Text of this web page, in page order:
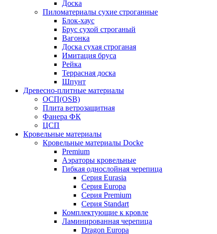
Доска
Пиломатериалы сухие строганные
Блок-хаус
Брус сухой строганый
Вагонка
Доска сухая строганая
Имитация бруса
Рейка
Террасная доска
Шпунт
Древесно-плитные материалы
ОСП(OSB)
Плита ветрозащитная
Фанера ФК
ЦСП
Кровельные материалы
Кровельные материалы Docke
Premium
Аэраторы кровельные
Гибкая однослойная черепица
Серия Eurasia
Серия Europa
Серия Premium
Серия Standart
Комплектующие к кровле
Ламинированная черепица
Dragon Europa